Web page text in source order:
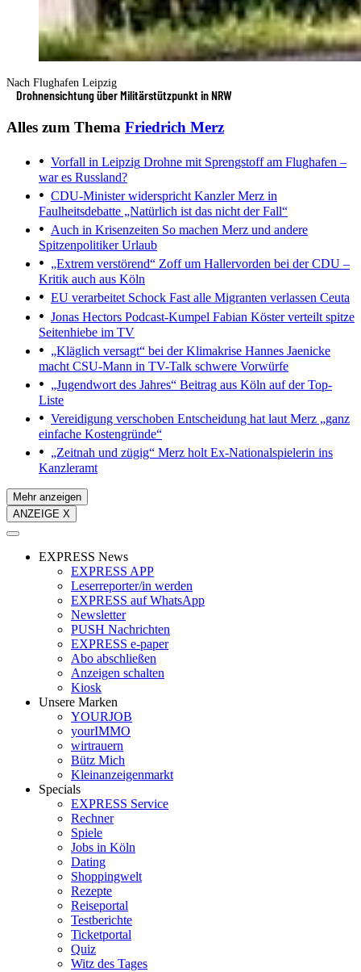
Nach Flughafen Leipzig
Drohnensichtung über Militärstützpunkt in NRW
Alles zum Thema Friedrich Merz
Vorfall in Leipzig Drohne mit Sprengstoff am Flughafen –
war es Russland?
CDU-Minister widerspricht Kanzler Merz in
Faulheitsdebatte „Natürlich ist das nicht der Fall“
Auch in Krisenzeiten So machen Merz und andere
Spitzenpolitiker Urlaub
„Extrem verstörend“ Zoff um Hallervorden bei der CDU –
Kritik auch aus Köln
EU verarbeitet Schock Fast alle Migranten verlassen Ceuta
Jonas Hectors Podcast-Kumpel Fabian Köster verteilt spitze
Seitenhiebe im TV
„Kläglich versagt“ bei der Klimakrise Hannes Jaenicke
macht CSU-Mann in TV-Talk schwere Vorwürfe
„Jugendwort des Jahres“ Beitrag aus Köln auf der Top-
Liste
Vereidigung verschoben Entscheidung hat laut Merz „ganz
einfache Kostengründe“
„Zeitnah und zügig“ Merz holt Ex-Nationalspielerin ins
Kanzleramt
Mehr anzeigen
ANZEIGE X
EXPRESS News
EXPRESS APP
Leserreporter/in werden
EXPRESS auf WhatsApp
Newsletter
PUSH Nachrichten
EXPRESS e-paper
Abo abschließen
Anzeigen schalten
Kiosk
Unsere Marken
YOURJOB
yourIMMO
wirtrauern
Bütz Mich
Kleinanzeigenmarkt
Specials
EXPRESS Service
Rechner
Spiele
Jobs in Köln
Dating
Shoppingwelt
Rezepte
Reiseportal
Testberichte
Ticketportal
Quiz
Witz des Tages